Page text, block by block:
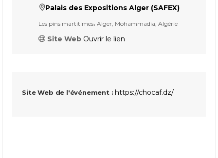
Palais des Expositions Alger (SAFEX)
Les pins martitimes، Alger, Mohammadia, Algérie
Site Web Ouvrir le lien
Site Web de l'événement :https://chocaf.dz/